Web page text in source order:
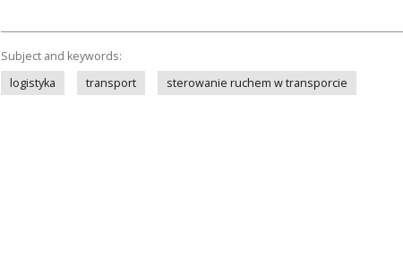
Subject and keywords:
logistyka
transport sterowanie ruchem w transporcie